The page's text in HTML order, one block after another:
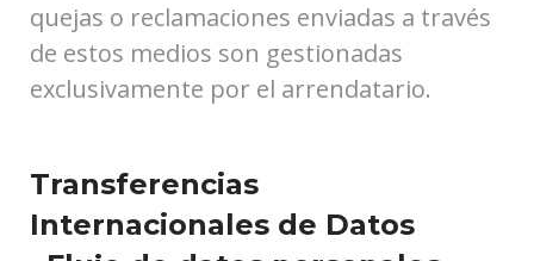
quejas o reclamaciones enviadas a través
de estos medios son gestionadas
exclusivamente por el arrendatario.
Transferencias
Internacionales de Datos